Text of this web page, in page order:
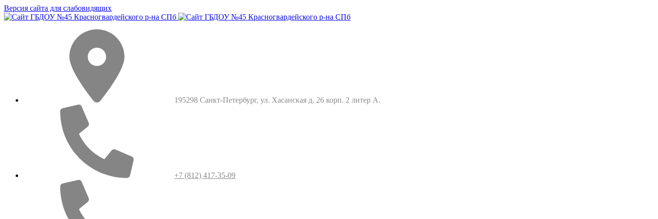
Версия сайта для слабовидящих
195298 Санкт-Петербург, ул. Хасанская д. 26 корп. 2 литер А.
+7 (812) 417-35-09